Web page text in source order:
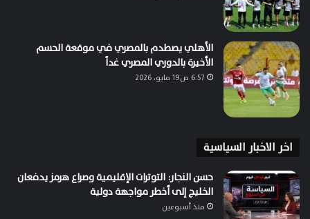
الأهلي يصطدم بالمصري في موقعة الحسم
الأخيرة بالدوري المصري غداً
6:57 ص19 مايو، 2026
اخر الاخبار السياسية
حسن النجار: التوترات الإقليمية وصراع هرمز يدفعان
الخليج إلى أخطر مواجهة دولية
منذ أسبوعين